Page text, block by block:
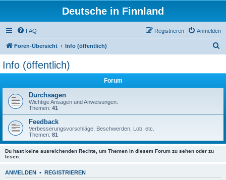
Deutsche in Finnland
FAQ Anmelden
Registrieren
Foren-Übersicht Info (öffentlich)
Info (öffentlich)
Forum
Durchsagen
Wichtige Ansagen und Anweisungen.
Themen: 41
Feedback
Verbesserungsvorschläge, Beschwerden, Lob, etc.
Themen: 81
Du hast keine ausreichenden Rechte, um Themen in diesem Forum zu sehen oder zu
lesen.
ANMELDEN • REGISTRIEREN